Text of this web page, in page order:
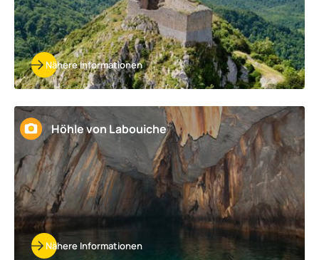
Nähere Informationen
Höhle von Labouiche
Nähere Informationen